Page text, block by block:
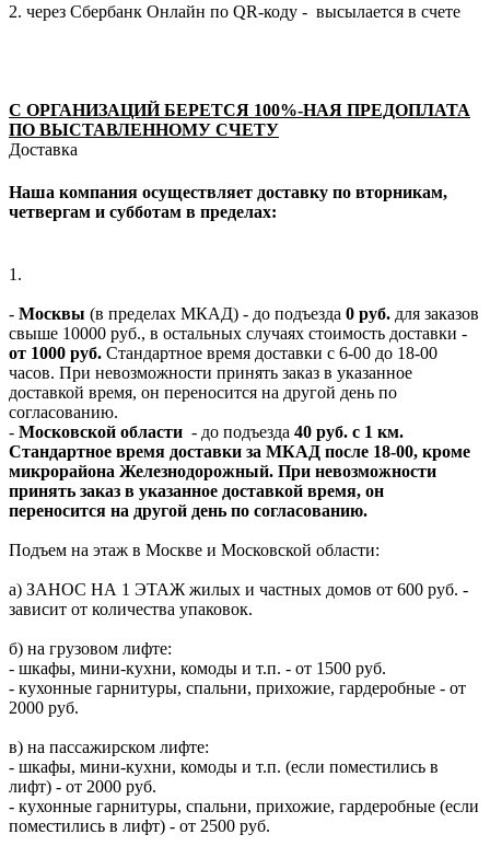
2. через Сбербанк Онлайн по QR-коду - высылается в счете
С ОРГАНИЗАЦИЙ БЕРЕТСЯ 100%-НАЯ ПРЕДОПЛАТА
ПО ВЫСТАВЛЕННОМУ СЧЕТУ
Доставка
Наша компания осуществляет доставку по вторникам,
четвергам и субботам в пределах:
1.
- Москвы (в пределах МКАД) - до подъезда 0 руб. для заказов
свыше 10000 руб., в остальных случаях стоимость доставки -
от 1000 руб. Стандартное время доставки с 6-00 до 18-00
часов. При невозможности принять заказ в указанное
доставкой время, он переносится на другой день по
согласованию.
- Московской области - до подъезда 40 руб. с 1 км.
Стандартное время доставки за МКАД после 18-00, кроме
микрорайона Железнодорожный. При невозможности
принять заказ в указанное доставкой время, он
переносится на другой день по согласованию.
Подъем на этаж в Москве и Московской области:
а) ЗАНОС НА 1 ЭТАЖ жилых и частных домов от 600 руб. -
зависит от количества упаковок.
б) на грузовом лифте:
- шкафы, мини-кухни, комоды и т.п. - от 1500 руб.
- кухонные гарнитуры, спальни, прихожие, гардеробные - от
2000 руб.
в) на пассажирском лифте:
- шкафы, мини-кухни, комоды и т.п. (если поместились в
лифт) - от 2000 руб.
- кухонные гарнитуры, спальни, прихожие, гардеробные (если
поместились в лифт) - от 2500 руб.